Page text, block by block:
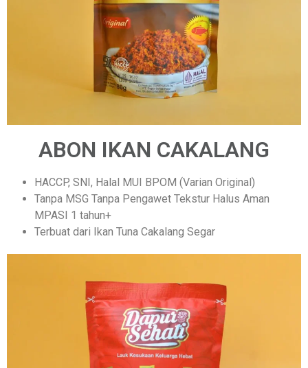
ABON IKAN CAKALANG
HACCP, SNI, Halal MUI BPOM (Varian Original)
Tanpa MSG Tanpa Pengawet Tekstur Halus Aman
MPASI 1 tahun+
Terbuat dari Ikan Tuna Cakalang Segar